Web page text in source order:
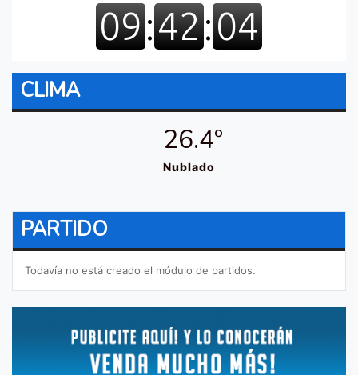
CLIMA
26.4º
Nublado
PARTIDO
Todavía no está creado el módulo de partidos.